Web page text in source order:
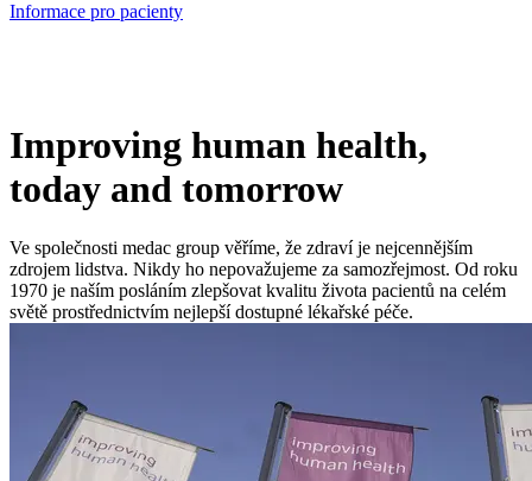
Informace pro pacienty
Improving human health,
today and tomorrow
Ve společnosti medac group věříme, že zdraví je nejcennějším
zdrojem lidstva. Nikdy ho nepovažujeme za samozřejmost. Od roku
1970 je naším posláním zlepšovat kvalitu života pacientů na celém
světě prostřednictvím nejlepší dostupné lékařské péče.